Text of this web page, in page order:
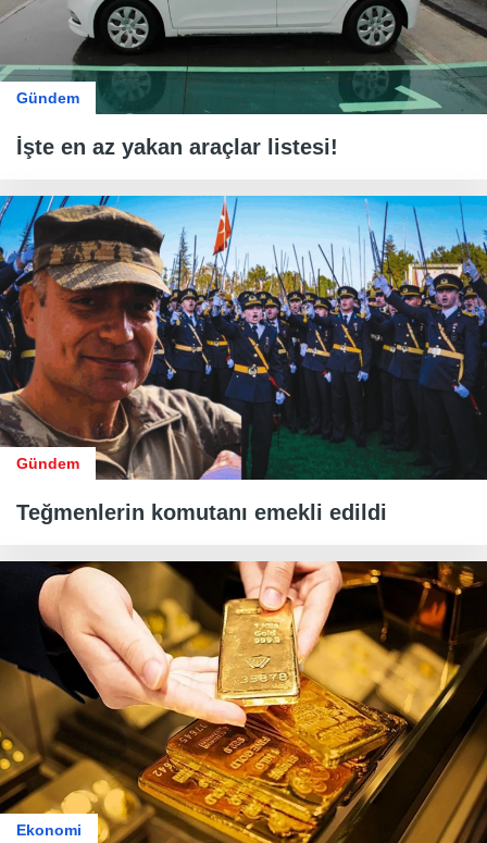
Gündem
İşte en az yakan araçlar listesi!
Gündem
Teğmenlerin komutanı emekli edildi
Ekonomi